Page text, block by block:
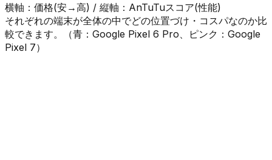
横軸：価格(安→高) / 縦軸：AnTuTuスコア(性能)
それぞれの端末が全体の中でどの位置づけ・コスパなのか比
較できます。（青 ： Google Pixel 6 Pro ピンク ： Google
Pixel 7）